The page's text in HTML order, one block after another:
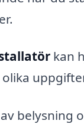
kan
belysning